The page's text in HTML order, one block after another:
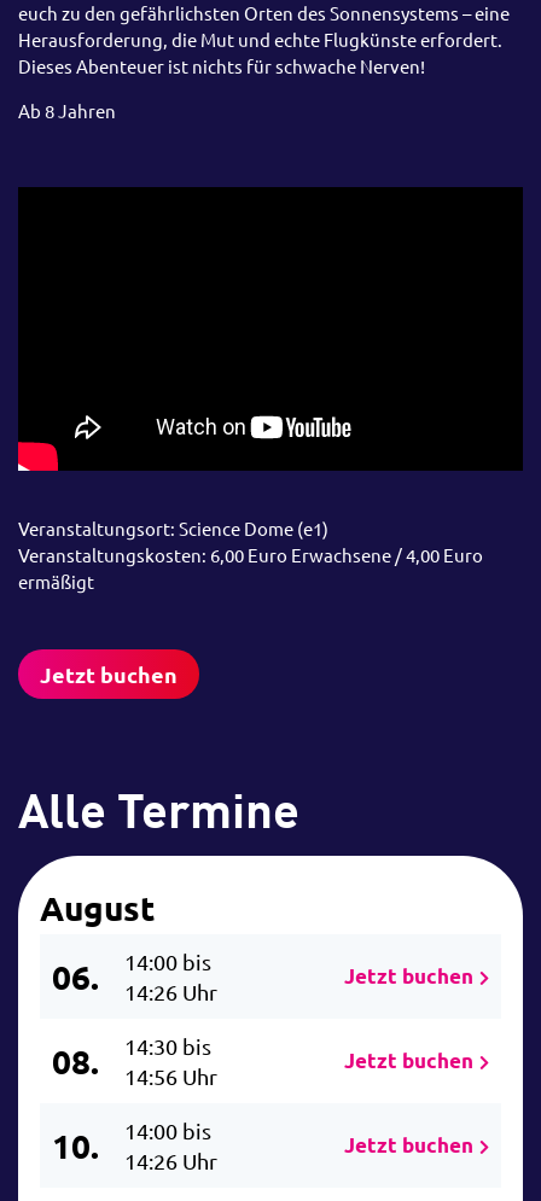
euch zu den gefährlichsten Orten des Sonnensystems – eine
Herausforderung, die Mut und echte Flugkünste erfordert.
Dieses Abenteuer ist nichts für schwache Nerven!
Ab 8 Jahren
Veranstaltungsort: Science Dome (e1)
Veranstaltungskosten: 6,00 Euro Erwachsene / 4,00 Euro
ermäßigt
Jetzt buchen
Alle Termine
August
06.
14:00 bis
14:26 Uhr
Jetzt buchen
08.
14:30 bis
14:56 Uhr
Jetzt buchen
10.
14:00 bis
14:26 Uhr
Jetzt buchen